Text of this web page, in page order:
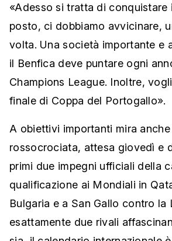
«Adesso si tratta di conquistare
posto, ci dobbiamo avvicinare,
volta. Una società importante e
il Benfica deve puntare ogni
Champions League. Inoltre,
finale di Coppa del Portogallo».
A obiettivi importanti mira
rossocrociata, attesa giovedì e
primi due impegni ufficiali della
qualificazione ai Mondiali in
Bulgaria e a San Gallo contro la
esattamente due rivali